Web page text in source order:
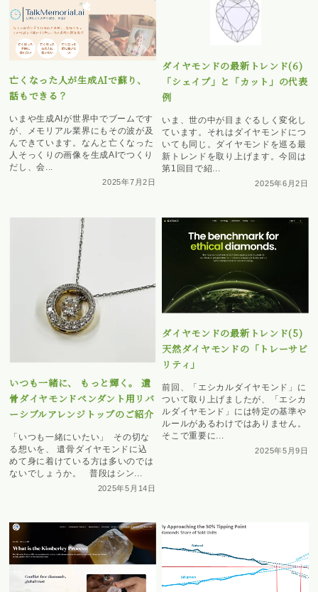
亡くなった人が生成AIで蘇り、
話もできる？
いまや生成AIが世界中でブームです
が、メモリアル業界にもその波が及
んできています。なんと亡くなった
人そっくりの画像を生成AIでつくり
だし、会...
2025年7月2日
ダイヤモンドの最新トレンド(6)
「シェイプ」と「カット」の代表
例
いま、世の中が目まぐるしく変化し
ています。それはダイヤモンドにつ
いても同じ。ダイヤモンドを巡る最
新トレンドを取り上げます。今回は
第1回目で紹...
2025年6月2日
いつも一緒に、 もっと輝く。 遺
骨ダイヤモンドペンダント用リバ
ーシブルアレンジトップのご紹介
「いつも一緒にいたい」 その切な
る想いを、 遺骨ダイヤモンドに込
めて身に着けている方は多いのでは
ないでしょうか。 普段はシン...
2025年5月14日
ダイヤモンドの最新トレンド(5)
天然ダイヤモンドの「トレーサビ
リティ」
前回、「エシカルダイヤモンド」に
ついて取り上げましたが、「エシカ
ルダイヤモンド」には特定の基準や
ルールがあるわけではありません。
そこで重要に...
2025年5月9日